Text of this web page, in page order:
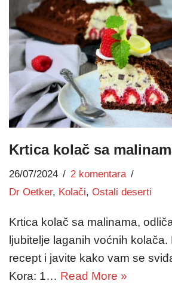
Krtica kolač sa
26/07/2024
2 komentara
Dr Oetker, Kolači, Ostali deserti
Krtica kolač sa malinama,
ljubitelje laganih voćnih
recept i javite kako vam se
Kora: 1… Read More »